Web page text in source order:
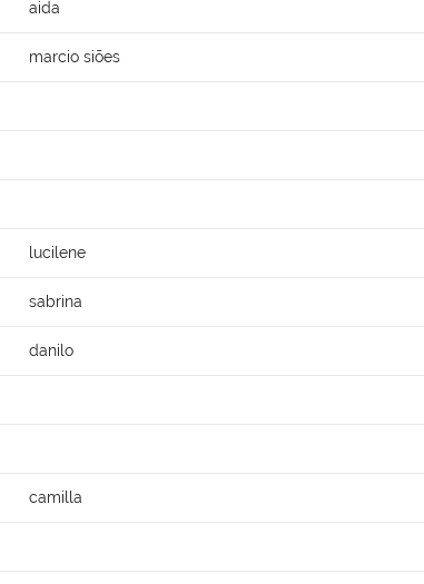
aida
marcio siões
lucilene
sabrina
danilo
camilla